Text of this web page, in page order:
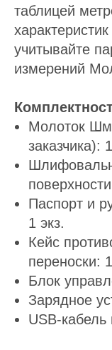
таблицей
учитывайте
измерений
Молоток
заказчика):
Паспорт и
1 экз.
Кейс
переноски:
Блок
Зарядное
USB-